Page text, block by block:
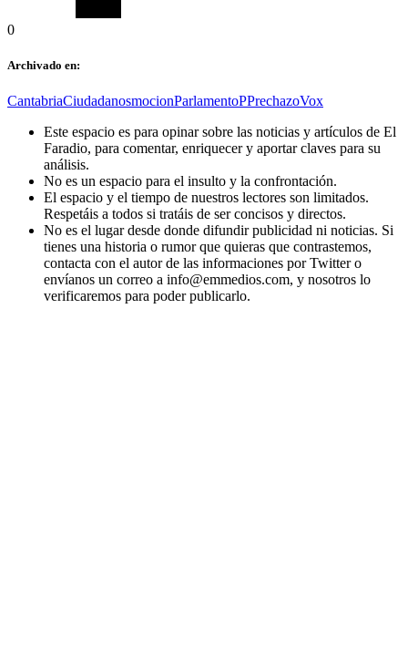
0
Archivado en:
CantabriaCiudadanosmocionParlamentoPPrechazoVox
Este espacio es para opinar sobre las noticias y artículos de El
Faradio, para comentar, enriquecer y aportar claves para su
análisis.
No es un espacio para el insulto y la confrontación.
El espacio y el tiempo de nuestros lectores son limitados.
Respetáis a todos si tratáis de ser concisos y directos.
No es el lugar desde donde difundir publicidad ni noticias. Si
tienes una historia o rumor que quieras que contrastemos,
contacta con el autor de las informaciones por Twitter o
envíanos un correo a info@emmedios.com, y nosotros lo
verificaremos para poder publicarlo.